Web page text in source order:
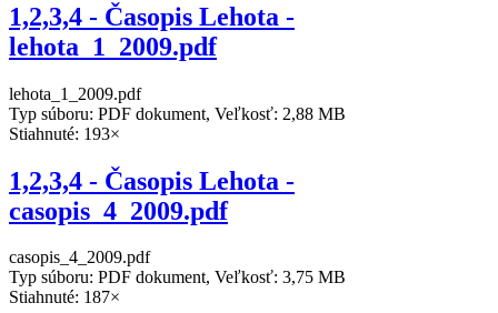
1,2,3,4 - Časopis Lehota -
lehota_1_2009.pdf
lehota_1_2009.pdf
Typ súboru: PDF dokument, Veľkosť: 2,88 MB
Stiahnuté: 193×
1,2,3,4 - Časopis Lehota -
casopis_4_2009.pdf
casopis_4_2009.pdf
Typ súboru: PDF dokument, Veľkosť: 3,75 MB
Stiahnuté: 187×